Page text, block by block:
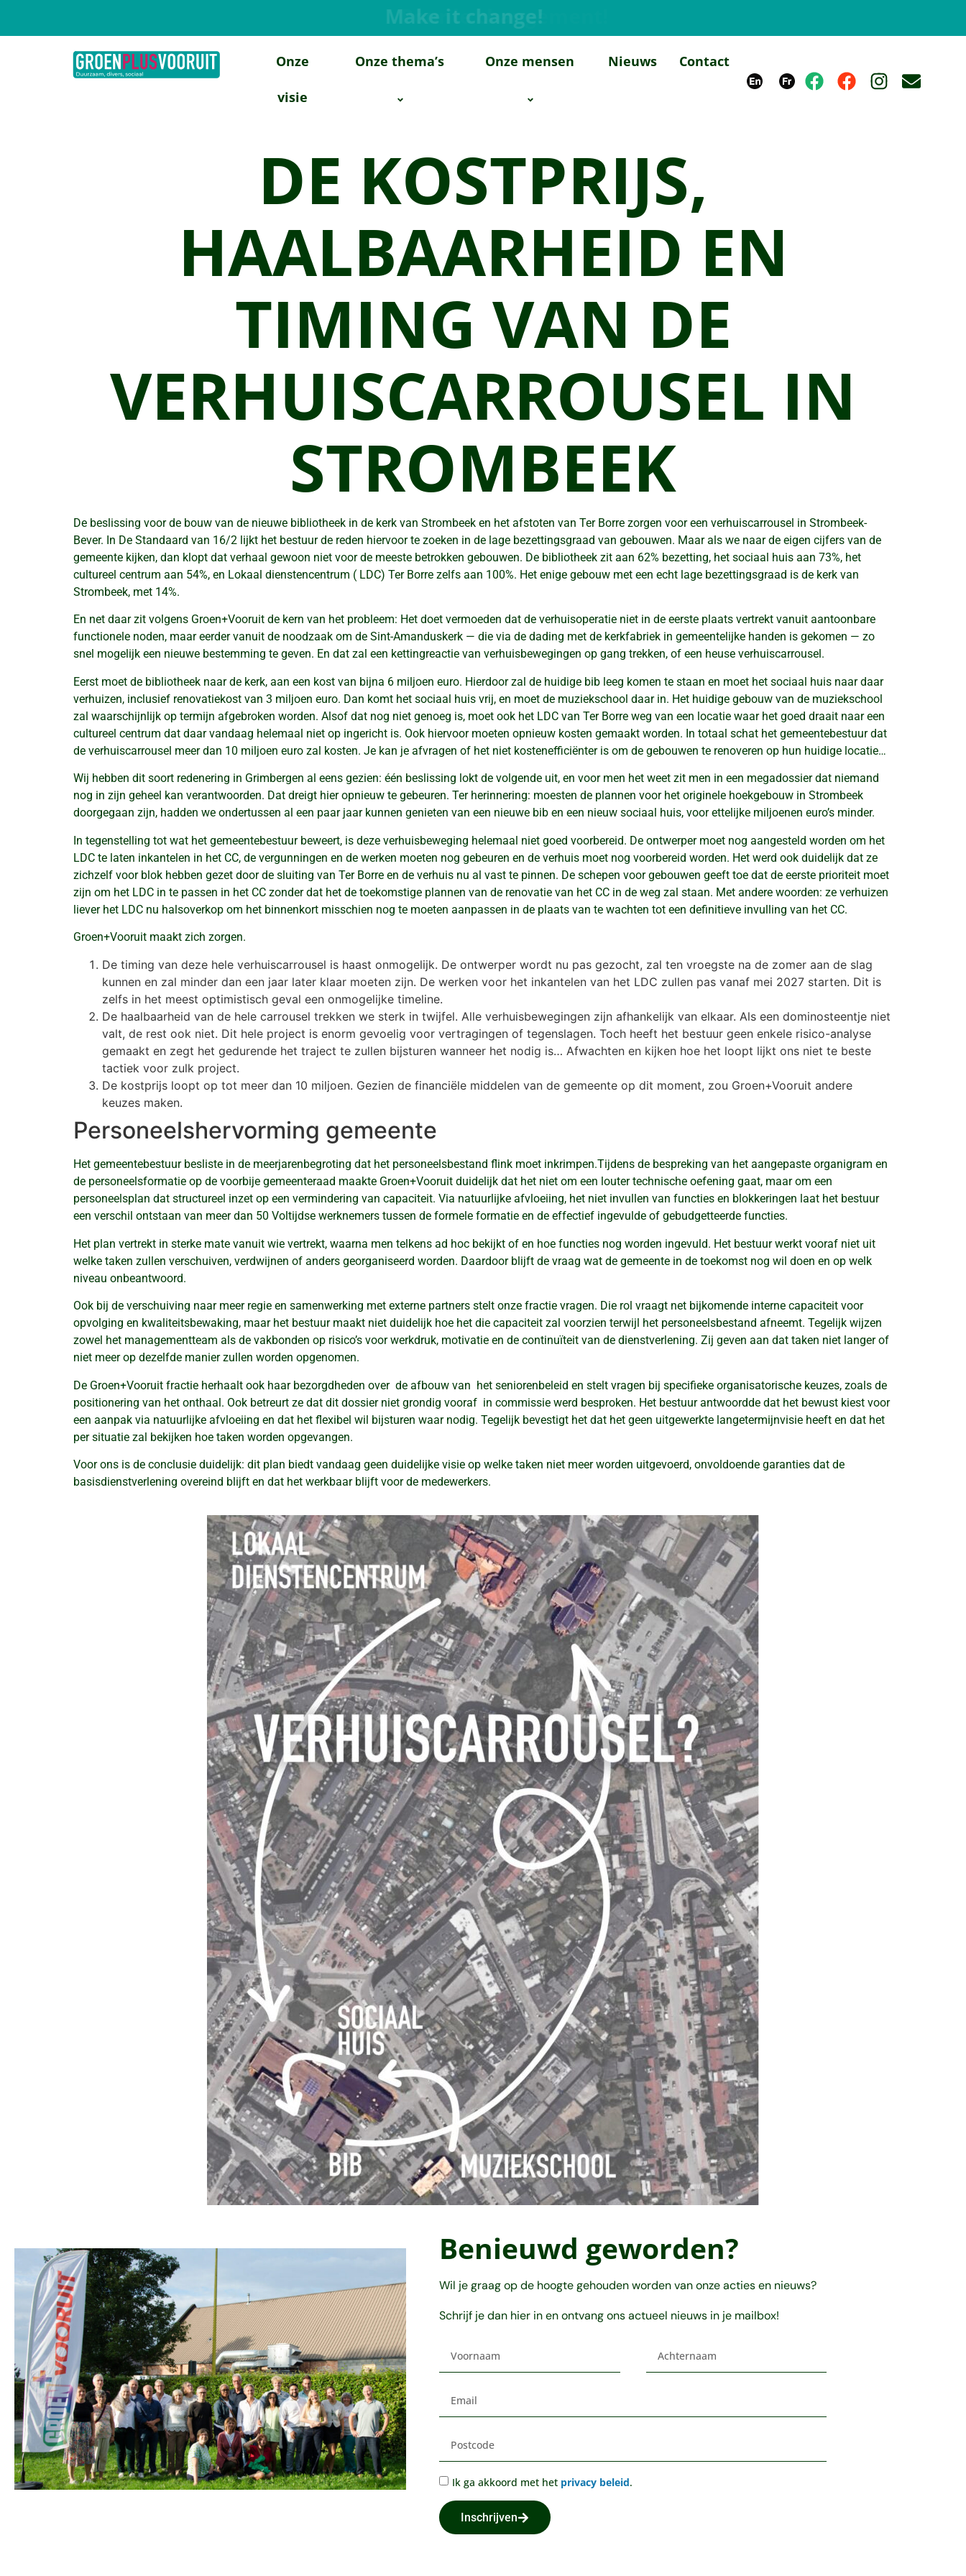
Pour le changement!
Onze
visie
Onze thema’s Onze mensen Nieuws Contact
DE KOSTPRIJS,
HAALBAARHEID EN
TIMING VAN DE
VERHUISCARROUSEL IN
STROMBEEK
De beslissing voor de bouw van de nieuwe bibliotheek in de kerk van Strombeek en het afstoten van Ter Borre zorgen voor een verhuiscarrousel in Strombeek-
Bever. In De Standaard van 16/2 lijkt het bestuur de reden hiervoor te zoeken in de lage bezettingsgraad van gebouwen. Maar als we naar de eigen cijfers van de
gemeente kijken, dan klopt dat verhaal gewoon niet voor de meeste betrokken gebouwen. De bibliotheek zit aan 62% bezetting, het sociaal huis aan 73%, het
cultureel centrum aan 54%, en Lokaal dienstencentrum ( LDC) Ter Borre zelfs aan 100%. Het enige gebouw met een echt lage bezettingsgraad is de kerk van
Strombeek, met 14%.
En net daar zit volgens Groen+Vooruit de kern van het probleem: Het doet vermoeden dat de verhuisoperatie niet in de eerste plaats vertrekt vanuit aantoonbare
functionele noden, maar eerder vanuit de noodzaak om de Sint-Amanduskerk — die via de dading met de kerkfabriek in gemeentelijke handen is gekomen — zo
snel mogelijk een nieuwe bestemming te geven. En dat zal een kettingreactie van verhuisbewegingen op gang trekken, of een heuse verhuiscarrousel.
Eerst moet de bibliotheek naar de kerk, aan een kost van bijna 6 miljoen euro. Hierdoor zal de huidige bib leeg komen te staan en moet het sociaal huis naar daar
verhuizen, inclusief renovatiekost van 3 miljoen euro. Dan komt het sociaal huis vrij, en moet de muziekschool daar in. Het huidige gebouw van de muziekschool
zal waarschijnlijk op termijn afgebroken worden. Alsof dat nog niet genoeg is, moet ook het LDC van Ter Borre weg van een locatie waar het goed draait naar een
cultureel centrum dat daar vandaag helemaal niet op ingericht is. Ook hiervoor moeten opnieuw kosten gemaakt worden. In totaal schat het gemeentebestuur dat
de verhuiscarrousel meer dan 10 miljoen euro zal kosten. Je kan je afvragen of het niet kostenefficiënter is om de gebouwen te renoveren op hun huidige locatie…
Wij hebben dit soort redenering in Grimbergen al eens gezien: één beslissing lokt de volgende uit, en voor men het weet zit men in een megadossier dat niemand
nog in zijn geheel kan verantwoorden. Dat dreigt hier opnieuw te gebeuren. Ter herinnering: moesten de plannen voor het originele hoekgebouw in Strombeek
doorgegaan zijn, hadden we ondertussen al een paar jaar kunnen genieten van een nieuwe bib en een nieuw sociaal huis, voor ettelijke miljoenen euro’s minder.
In tegenstelling tot wat het gemeentebestuur beweert, is deze verhuisbeweging helemaal niet goed voorbereid. De ontwerper moet nog aangesteld worden om het
LDC te laten inkantelen in het CC, de vergunningen en de werken moeten nog gebeuren en de verhuis moet nog voorbereid worden. Het werd ook duidelijk dat ze
zichzelf voor blok hebben gezet door de sluiting van Ter Borre en de verhuis nu al vast te pinnen. De schepen voor gebouwen geeft toe dat de eerste prioriteit moet
zijn om het LDC in te passen in het CC zonder dat het de toekomstige plannen van de renovatie van het CC in de weg zal staan. Met andere woorden: ze verhuizen
liever het LDC nu halsoverkop om het binnenkort misschien nog te moeten aanpassen in de plaats van te wachten tot een definitieve invulling van het CC.
Groen+Vooruit maakt zich zorgen.
De timing van deze hele verhuiscarrousel is haast onmogelijk. De ontwerper wordt nu pas gezocht, zal ten vroegste na de zomer aan de slag
kunnen en zal minder dan een jaar later klaar moeten zijn. De werken voor het inkantelen van het LDC zullen pas vanaf mei 2027 starten. Dit is
zelfs in het meest optimistisch geval een onmogelijke timeline.
De haalbaarheid van de hele carrousel trekken we sterk in twijfel. Alle verhuisbewegingen zijn afhankelijk van elkaar. Als een dominosteentje niet
valt, de rest ook niet. Dit hele project is enorm gevoelig voor vertragingen of tegenslagen. Toch heeft het bestuur geen enkele risico-analyse
gemaakt en zegt het gedurende het traject te zullen bijsturen wanneer het nodig is… Afwachten en kijken hoe het loopt lijkt ons niet te beste
tactiek voor zulk project.
De kostprijs loopt op tot meer dan 10 miljoen. Gezien de financiële middelen van de gemeente op dit moment, zou Groen+Vooruit andere
keuzes maken.
Personeelshervorming gemeente
Het gemeentebestuur besliste in de meerjarenbegroting dat het personeelsbestand flink moet inkrimpen.Tijdens de bespreking van het aangepaste organigram en
de personeelsformatie op de voorbije gemeenteraad maakte Groen+Vooruit duidelijk dat het niet om een louter technische oefening gaat, maar om een
personeelsplan dat structureel inzet op een vermindering van capaciteit. Via natuurlijke afvloeiing, het niet invullen van functies en blokkeringen laat het bestuur
een verschil ontstaan van meer dan 50 Voltijdse werknemers tussen de formele formatie en de effectief ingevulde of gebudgetteerde functies.
Het plan vertrekt in sterke mate vanuit wie vertrekt, waarna men telkens ad hoc bekijkt of en hoe functies nog worden ingevuld. Het bestuur werkt vooraf niet uit
welke taken zullen verschuiven, verdwijnen of anders georganiseerd worden. Daardoor blijft de vraag wat de gemeente in de toekomst nog wil doen en op welk
niveau onbeantwoord.
Ook bij de verschuiving naar meer regie en samenwerking met externe partners stelt onze fractie vragen. Die rol vraagt net bijkomende interne capaciteit voor
opvolging en kwaliteitsbewaking, maar het bestuur maakt niet duidelijk hoe het die capaciteit zal voorzien terwijl het personeelsbestand afneemt. Tegelijk wijzen
zowel het managementteam als de vakbonden op risico’s voor werkdruk, motivatie en de continuïteit van de dienstverlening. Zij geven aan dat taken niet langer of
niet meer op dezelfde manier zullen worden opgenomen.
De Groen+Vooruit fractie herhaalt ook haar bezorgdheden over de afbouw van het seniorenbeleid en stelt vragen bij specifieke organisatorische keuzes, zoals de
positionering van het onthaal. Ook betreurt ze dat dit dossier niet grondig vooraf in commissie werd besproken. Het bestuur antwoordde dat het bewust kiest voor
een aanpak via natuurlijke afvloeiing en dat het flexibel wil bijsturen waar nodig. Tegelijk bevestigt het dat het geen uitgewerkte langetermijnvisie heeft en dat het
per situatie zal bekijken hoe taken worden opgevangen.
Voor ons is de conclusie duidelijk: dit plan biedt vandaag geen duidelijke visie op welke taken niet meer worden uitgevoerd, onvoldoende garanties dat de
basisdienstverlening overeind blijft en dat het werkbaar blijft voor de medewerkers.
Benieuwd geworden?
Wil je graag op de hoogte gehouden worden van onze acties en nieuws?
Schrijf je dan hier in en ontvang ons actueel nieuws in je mailbox!
Ik ga akkoord met het privacy beleid.
Inschrijven